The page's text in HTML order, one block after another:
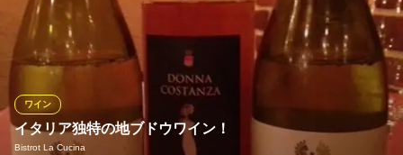
イタリア独特の地ブドウワイン！
Bistrot La Cucina
ワイン